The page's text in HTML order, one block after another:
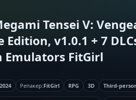
Tensei V:
Edition, v1.0.1 + 7
Emulators FitGirl
2024 Репакер:FitGirl RPG 3D Third-